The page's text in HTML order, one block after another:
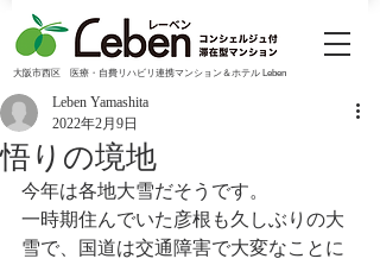
大阪市西区 医療・自費リハビリ連携マンション＆ホテル Leben
悟りの境地
Leben Yamashita
2022年2月9日
今年は各地大雪だそうです。
一時期住んでいた彦根も久しぶりの大
雪で、国道は交通障害で大変なことに